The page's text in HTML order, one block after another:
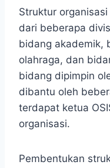
Struktur
dari beberapa
bidang akademik,
olahraga, dan
bidang dipimpin
dibantu oleh
terdapat ketua
organisasi.
Pembentukan